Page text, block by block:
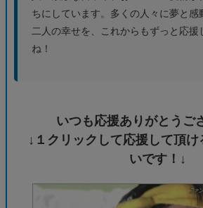
ちにしています。多くの人々に夢と感
二人の幸せを、これからもずっと応援
ね！
いつも応援ありがとうご
↓１クリックして応援して頂け
いです！↓